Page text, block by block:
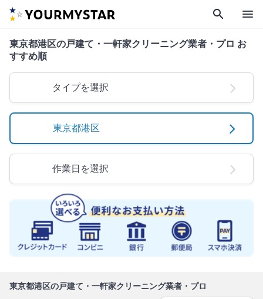
search menu
東京都港区の戸建て・一軒家クリーニング業者・プロ お
すすめ順
タイプを選択
東京都港区
作業日を選択
東京都港区の戸建て・一軒家クリーニング業者・プロ